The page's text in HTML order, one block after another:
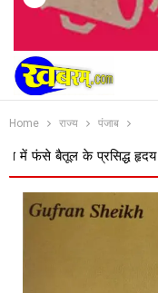
Home राज्य पंजाब
हृदय रोग विशेषज्ञ